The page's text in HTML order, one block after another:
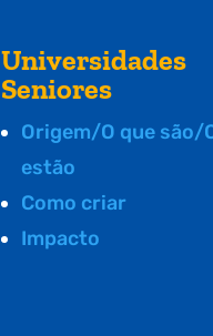
Universidades
Seniores
Origem/O que são/
estão
Como criar
Impacto